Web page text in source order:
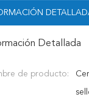
Detallada
de producto: